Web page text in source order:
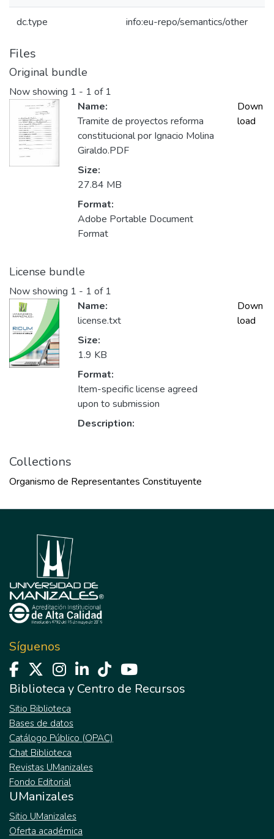
dc.type info:eu-repo/semantics/other
Files
Original bundle
Now showing 1 - 1 of 1
Name:
Tramite de proyectos reforma
constitucional por Ignacio Molina
Giraldo.PDF
Size:
27.84 MB
Format:
Adobe Portable Document
Format
Down
load
License bundle
Now showing 1 - 1 of 1
Name:
license.txt
Size:
1.9 KB
Format:
Item-specific license agreed
upon to submission
Description:
Down
load
Collections
Organismo de Representantes Constituyente
Síguenos
Biblioteca y Centro de Recursos
Sitio Biblioteca
Bases de datos
Catálogo Público (OPAC)
Chat Biblioteca
Revistas UManizales
Fondo Editorial
UManizales
Sitio UManizales
Oferta académica